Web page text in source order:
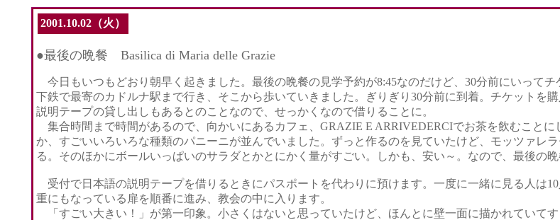
2001.10.02（火）
●最後の晩餐 Basilica di Maria delle Grazie
今日もいつもどおり朝早く起きました。最後の晩餐の見学予約が8:45なのだけど、30分前にいって
下鉄で最寄のカドルナ駅まで行き、そこから歩いていきました。ぎりぎり30分前に到着。チケットを
説明テープの貸し出しもあるとのことなので、せっかくなので借りることに。
集合時間まで時間があるので、向かいにあるカフェ、GRAZIE E ARRIVEDERCIでお茶を飲むこと
か、すごいいろいろな種類のパニーニが並んでいました。ずっと作るのを見ていたけど、モッツァレ
る。そのほかにボールいっぱいのサラダとかとにかく量がすごい。しかも、安い～。なので、最後の
受付で日本語の説明テープを借りるときにパスポートを代わりに預けます。一度に一緒に見る人は
重にもなっている扉を順番に進み、教会の中に入ります。
「すごい大きい！」が第一印象。小さくはないと思っていたけど、ほんとに壁一面に描かれていて